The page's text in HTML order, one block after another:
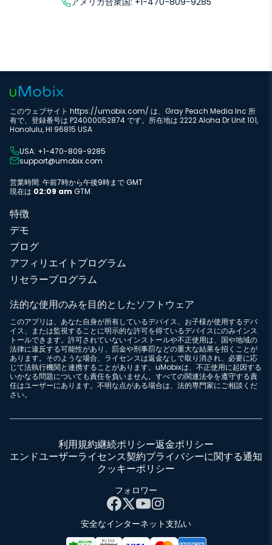
このウェブサイト https://umobix.com/ は、Gray Peach Media Inc 所
有で、登録番号は P24000052874 です。所在地は 2222 Aloha Dr Unit 101,
Honolulu, HI 96815 USA
USA: +1-470-809-9285
support@umobix.com
営業時間: 午前7時から午後9時まで GMT
現在は 02:09 am GTM.
特徴
デモ
ブログ
アフィリエイトプログラム
リセラープログラム
法的な使用のみを目的としたソフトウェア
このアプリは、あなた自身が所有しているデバイス、お子様が使用するデバ
イス、または監視することに明示的な許可を得ているデバイスにのみインス
トールできます。許可されていないインストールや不正使用は、国や地域の
法律に違反する可能性があり、罰金や刑事罰などの重大な結果を招くことが
あります。そのような場合、ライセンスは返金なしで取り消され、必要に応
じて法執行機関と連携することがあります。uMobixは、不正使用に起因する
いかなる問題についても責任を負いません。すべての関連法令を遵守する責
任はユーザーにあります。不明な点がある場合は、法的専門家にご相談くだ
さい。
利用規約継続ポリシー返金ポリシー
エンドユーザーライセンス契約プライバシーに関する通知
クッキーポリシー
フォロワー
安全なインターネット支払い